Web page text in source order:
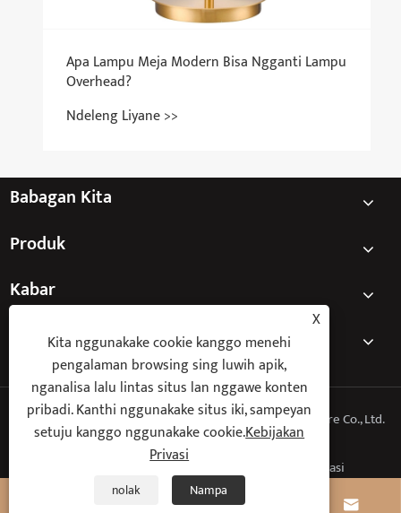
Apa Lampu Meja Modern Bisa Ngganti Lampu
Overhead?
Ndeleng Liyane >>
Babagan Kita
Produk
Kabar
Hubungi Kita
Hak Cipta © 2026 Zhongshan Sunon Lighting Manufacture Co., Ltd.
Kabeh Hak Dilindungi
RSS Kebijakan Privasi
 
X
Kita nggunakake cookie kanggo menehi
pengalaman browsing sing luwih apik,
nganalisa lalu lintas situs lan nggawe konten
pribadi. Kanthi nggunakake situs iki, sampeyan
setuju kanggo nggunakake cookie.Kebijakan
Privasi
nolak Nampa